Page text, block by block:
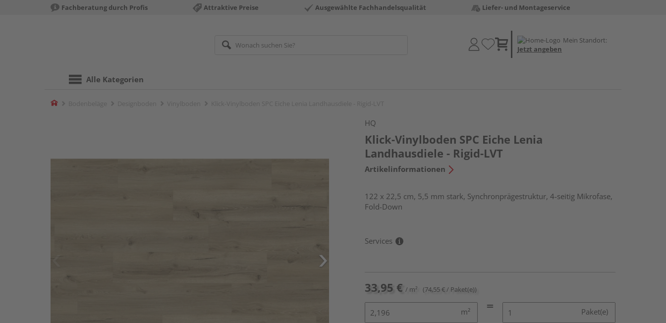
Fachberatung durch Profis Attraktive Preise Ausgewählte Fachhandelsqualität Liefer- und Montageservice
Mein Standort:
Jetzt angeben
Alle Kategorien
Home
HQ
Klick-Vinylboden SPC Eiche Lenia
Landhausdiele - Rigid-LVT
Artikelinformationen
122 x 22,5 cm, 5,5 mm stark, Synchronprägestruktur, 4-seitig Mikrofase,
Fold-Down
Services
33,95 € / m² (74,55 € / Paket(e))
m² Paket(e)